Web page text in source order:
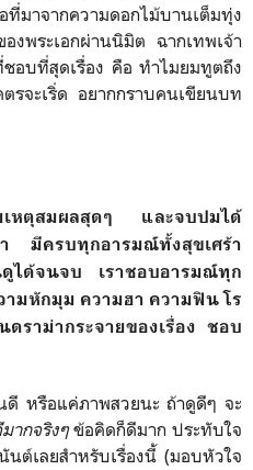
มาจากความดอกไม้บานเต็มทุ่ง
งพระเอกผ่านนิมิต ฉากเทพเจ้า
อบที่สุดเรื่อง คือ ทำไมยมทูตถึง
รจะเริ่ด อยากกราบคนเขียนบท
หตุสมผลสุดๆ และจบปมได้
มีครบทุกอารมณ์ทั้งสุขเศร้า
ได้จนจบ เราชอบอารมณ์ทุก
ามหักมุม ความฮา ความฟิน โร
ราม่ากระจายของเรื่อง ชอบ
หรือแค่ภาพสวยนะ ถ้าดูดีๆ จะ
ากจริงๆข้อคิดก็ดีมาก ประทับใจ
ต์เลยสำหรับเรื่องนี้ (มอบหัวใจ